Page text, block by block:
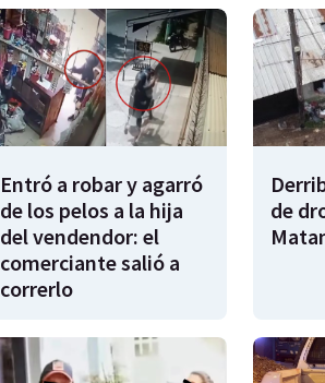
Entró a robar y agarró
de los pelos a la hija
del vendendor: el
comerciante salió a
correrlo
de